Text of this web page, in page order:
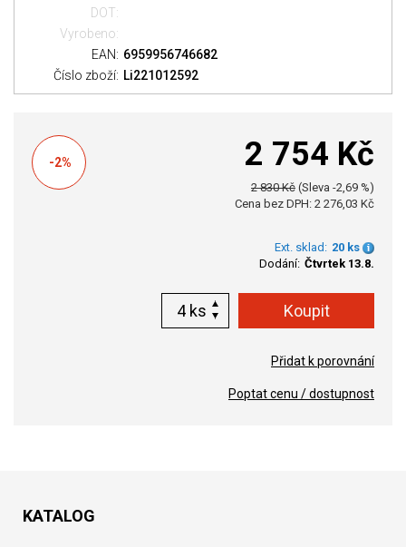
DOT:
Vyrobeno:
EAN: 6959956746682
Číslo zboží: Li221012592
-2% 2 754 Kč
2 830 Kč (Sleva -2,69 %)
Cena bez DPH: 2 276,03 Kč
Ext. sklad: 20 ks
Dodání: Čtvrtek 13.8.
ks
Přidat k porovnání
Poptat cenu / dostupnost
KATALOG